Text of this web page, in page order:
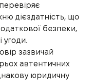
дієздатність, що
безпеки,
угоди.
зазвичай
автентичних
юридичну